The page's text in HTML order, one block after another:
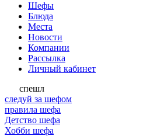
Шефы
Блюда
Места
Новости
Компании
Рассылка
Личный кабинет
спешл
следуй за шефом
правила шефа
Детство шефа
Хобби шефа